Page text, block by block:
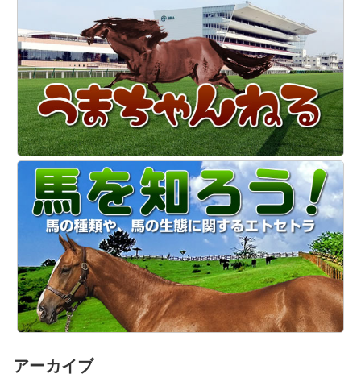
アーカイブ